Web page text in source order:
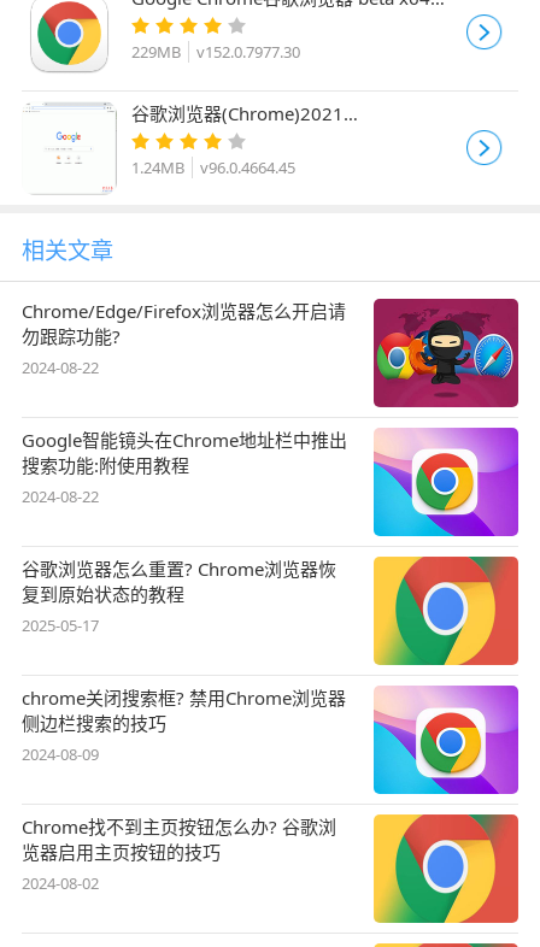
v152.0.7977.30 官方最新离线测试版
229MB v152.0.7977.30
谷歌浏览器(Chrome)2021
v96.0.4664.45 官方正式版 64位
1.24MB v96.0.4664.45
相关文章
Chrome/Edge/Firefox浏览器怎么开启请
勿跟踪功能?
2024-08-22
Google智能镜头在Chrome地址栏中推出
搜索功能:附使用教程
2024-08-22
谷歌浏览器怎么重置? Chrome浏览器恢
复到原始状态的教程
2025-05-17
chrome关闭搜索框? 禁用Chrome浏览器
侧边栏搜索的技巧
2024-08-09
Chrome找不到主页按钮怎么办? 谷歌浏
览器启用主页按钮的技巧
2024-08-02